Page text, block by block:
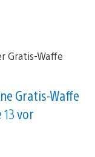
Gratis-Waffe
vor